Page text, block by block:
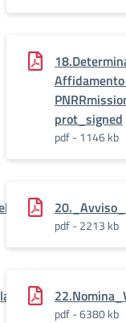
prot_signed
pdf - 1146 kb
pdf - 2213 kb
pdf - 6380 kb